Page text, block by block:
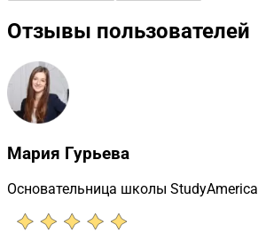
Отзывы пользователей
Мария Гурьева
Основательница школы StudyAmerica